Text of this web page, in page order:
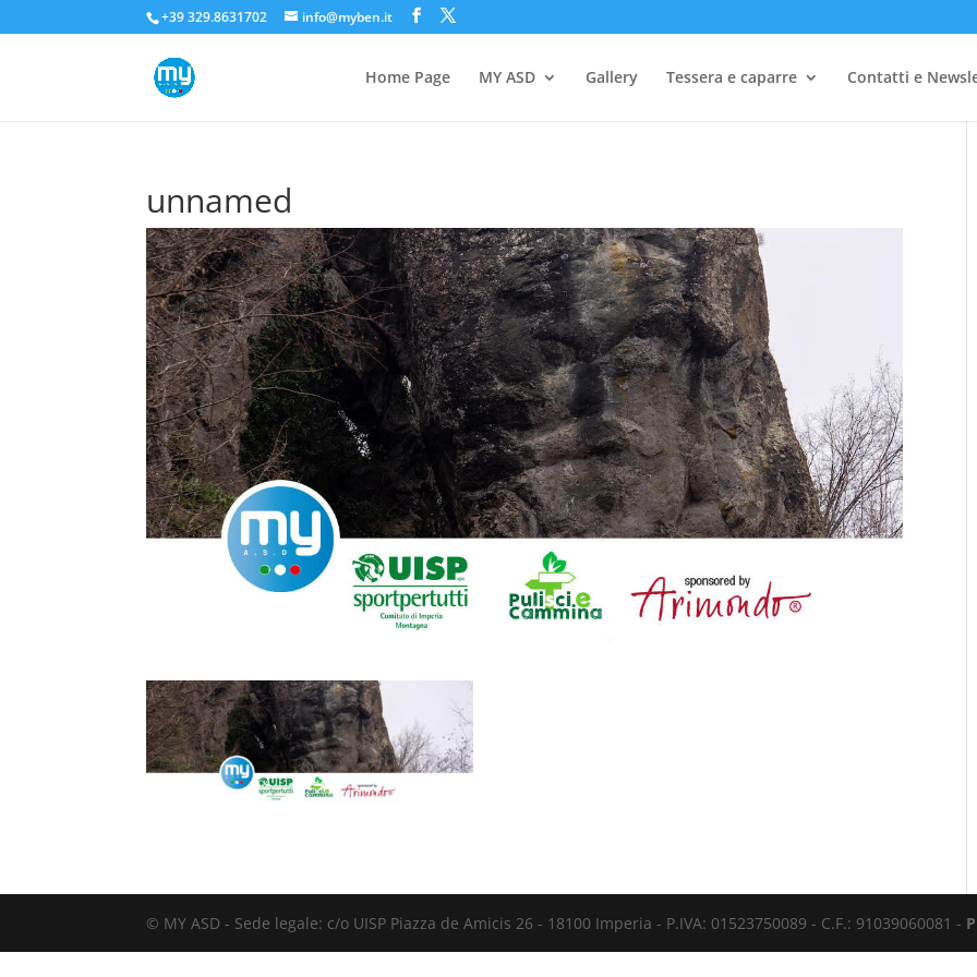
+39 329.8631702 info@myben.it
Home Page MY ASD Gallery Tessera e caparre Contatti e
unnamed
© MY ASD - Sede legale: c/o UISP Piazza de Amicis 26 - 18100 Imperia - P.IVA: 01523750089 - C.F.: 91039060081 -